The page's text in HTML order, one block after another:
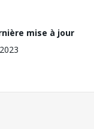
mise à jour